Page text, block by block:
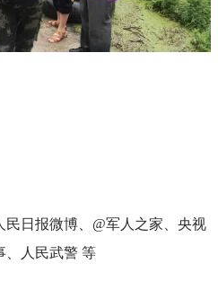
日报微博、@军人之家、央视
、人民武警 等